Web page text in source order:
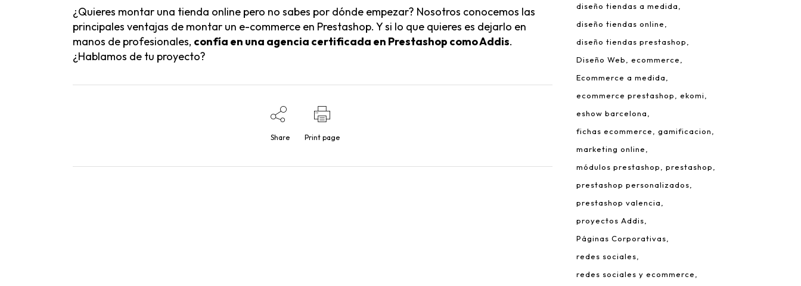
¿Quieres montar una tienda online pero no sabes por dónde empezar? Nosotros conocemos las
principales ventajas de montar un e-commerce en Prestashop. Y si lo que quieres es dejarlo en
manos de profesionales, confía en una agencia certificada en Prestashop como Addis.
¿Hablamos de tu proyecto?
Share Print page
diseño tiendas a medida
diseño tiendas online
diseño tiendas prestashop
Diseño Web
ecommerce
Ecommerce a medida
ecommerce prestashop
ekomi
eshow barcelona
fichas ecommerce
gamificacion
marketing online
módulos prestashop
prestashop
prestashop personalizados
prestashop valencia
proyectos Addis
Páginas Corporativas
redes sociales
redes sociales y ecommerce
Expertos en PrestaShop
Nosotros
Addis, agencia ecommerce
Solicita información
C/ Leonardo da Vinci, 22.
Parque Tecnológico de Valencia.
46980 Paterna – Valencia
info@addis.es
(+34) 96 134 46 64